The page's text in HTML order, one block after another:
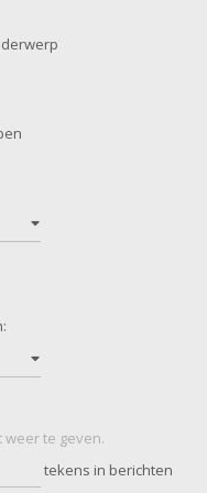
weer te geven.
tekens in berichten